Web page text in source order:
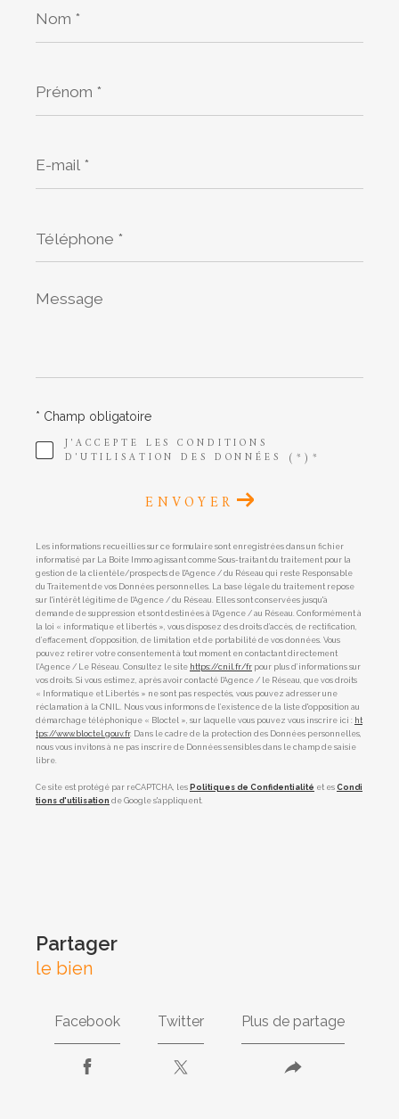
*
*
mail
*
Message
J'ACCEPTE LES CONDITIONS
D'UTILISATION DES DONNÉES (*)*
* Champ obligatoire
ENVOYER
Les informations recueillies sur ce formulaire sont enregistrées dans un fichier
informatisé par La Boite Immo agissant comme Sous-traitant du traitement pour la
gestion de la clientèle/prospects de l'Agence / du Réseau qui reste Responsable
du Traitement de vos Données personnelles. La base légale du traitement repose
sur l'intérêt légitime de l'Agence / du Réseau. Elles sont conservées jusqu'à
demande de suppression et sont destinées à l'Agence / au Réseau. Conformément à
la loi « informatique et libertés », vous disposez des droits d’accès, de rectification,
d’effacement, d’opposition, de limitation et de portabilité de vos données. Vous
pouvez retirer votre consentement à tout moment en contactant directement
l’Agence / Le Réseau. Consultez le site https://cnil.fr/fr pour plus d’informations sur
vos droits. Si vous estimez, après avoir contacté l'Agence / le Réseau, que vos droits
« Informatique et Libertés » ne sont pas respectés, vous pouvez adresser une
réclamation à la CNIL. Nous vous informons de l’existence de la liste d'opposition au
démarchage téléphonique « Bloctel », sur laquelle vous pouvez vous inscrire ici : ht
tps://www.bloctel.gouv.fr. Dans le cadre de la protection des Données personnelles,
nous vous invitons à ne pas inscrire de Données sensibles dans le champ de saisie
libre.
Ce site est protégé par reCAPTCHA, les Politiques de Confidentialité et es Condi
tions d'utilisation de Google s'appliquent.
partager
le bien
Facebook Twitter Plus de partage